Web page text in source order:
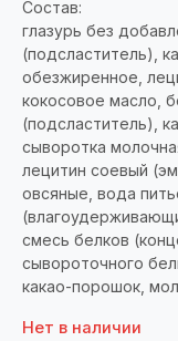
Состав:
глазурь без
(подсластитель),
обезжиренное,
кокосовое масло,
(подсластитель),
сыворотка
лецитин соевый
овсяные, вода
смесь белков
сывороточного
какао-порошок,
Нет в наличии